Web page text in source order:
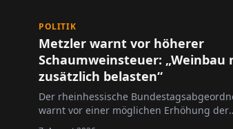
POLITIK
Metzler warnt vor höherer
Schaumweinsteuer: „Weinbau
zusätzlich belasten“
Der rheinhessische
warnt vor einer möglichen Erhöhung der